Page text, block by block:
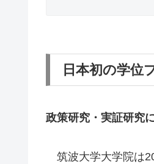
日本初の学位
政策研究・実証研究
筑波大学大学院は